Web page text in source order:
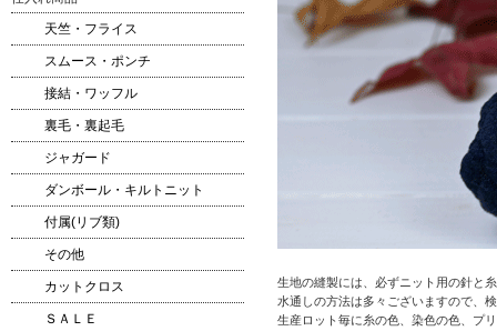
生地の縫製には、必ずニット用の針と
水通しの方法は多々ございますので、
生産ロット毎に糸の色、染色の色、プ
天竺・フライス
スムース・ポンチ
接結・ワッフル
裏毛・裏起毛
ジャガード
ダンボール・キルトニット
付属(リブ類)
その他
カットクロス
ＳＡＬＥ